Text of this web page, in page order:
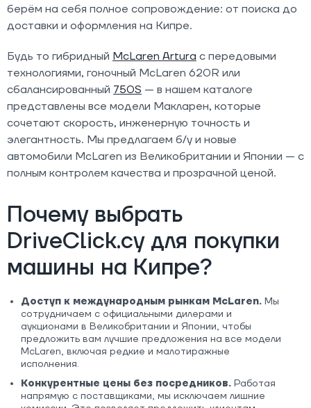
берём на себя полное сопровождение: от поиска до
доставки и оформления на Кипре.
Будь то гибридный McLaren Artura с передовыми
технологиями, гоночный McLaren 620R или
сбалансированный 750S — в нашем каталоге
представлены все модели Макларен, которые
сочетают скорость, инженерную точность и
элегантность. Мы предлагаем б/у и новые
автомобили McLaren из Великобритании и Японии — с
полным контролем качества и прозрачной ценой.
Почему выбрать
DriveClick.cy для покупки
машины на Кипре?
Доступ к международным рынкам McLaren. Мы
сотрудничаем с официальными дилерами и
аукционами в Великобритании и Японии, чтобы
предложить вам лучшие предложения на все модели
McLaren, включая редкие и малотиражные
исполнения.
Конкурентные цены без посредников. Работая
напрямую с поставщиками, мы исключаем лишние